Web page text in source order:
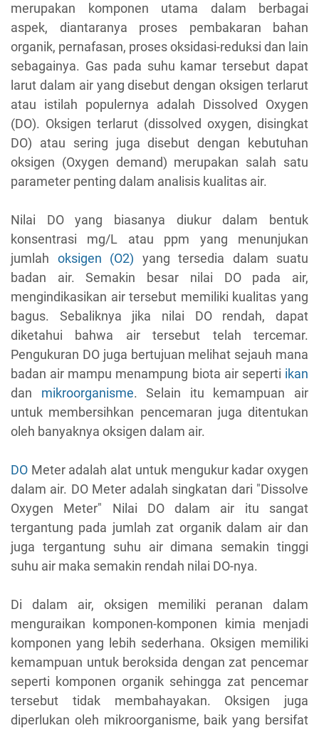
merupakan komponen utama dalam berbagai
aspek, diantaranya proses pembakaran bahan
organik, pernafasan, proses oksidasi-reduksi dan lain
sebagainya. Gas pada suhu kamar tersebut dapat
larut dalam air yang disebut dengan oksigen terlarut
atau istilah populernya adalah Dissolved Oxygen
(DO). Oksigen terlarut (dissolved oxygen, disingkat
DO) atau sering juga disebut dengan kebutuhan
oksigen (Oxygen demand) merupakan salah satu
parameter penting dalam analisis kualitas air.
Nilai DO yang biasanya diukur dalam bentuk
konsentrasi mg/L atau ppm yang menunjukan
jumlah oksigen (O2) yang tersedia dalam suatu
badan air. Semakin besar nilai DO pada air,
mengindikasikan air tersebut memiliki kualitas yang
bagus. Sebaliknya jika nilai DO rendah, dapat
diketahui bahwa air tersebut telah tercemar.
Pengukuran DO juga bertujuan melihat sejauh mana
badan air mampu menampung biota air seperti ikan
dan mikroorganisme. Selain itu kemampuan air
untuk membersihkan pencemaran juga ditentukan
oleh banyaknya oksigen dalam air.
DO Meter adalah alat untuk mengukur kadar oxygen
dalam air. DO Meter adalah singkatan dari "Dissolve
Oxygen Meter" Nilai DO dalam air itu sangat
tergantung pada jumlah zat organik dalam air dan
juga tergantung suhu air dimana semakin tinggi
suhu air maka semakin rendah nilai DO-nya.
Di dalam air, oksigen memiliki peranan dalam
menguraikan komponen-komponen kimia menjadi
komponen yang lebih sederhana. Oksigen memiliki
kemampuan untuk beroksida dengan zat pencemar
seperti komponen organik sehingga zat pencemar
tersebut tidak membahayakan. Oksigen juga
diperlukan oleh mikroorganisme, baik yang bersifat